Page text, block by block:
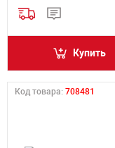
Купить
Код товара: 708481